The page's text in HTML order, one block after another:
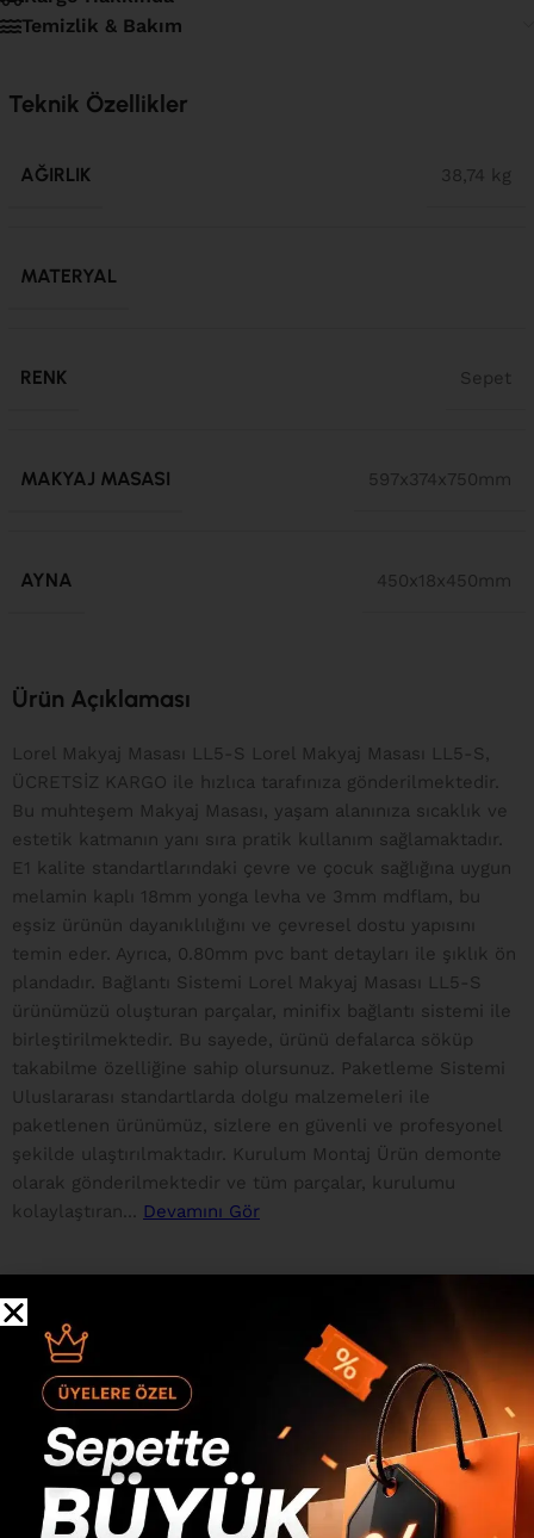
Temizlik & Bakım
Teknik Özellikler
AĞIRLIK 38,74 kg
MATERYAL
RENK Sepet
MAKYAJ MASASI 597x374x750mm
AYNA 450x18x450mm
Ürün Açıklaması
Lorel Makyaj Masası LL5-S Lorel Makyaj Masası LL5-S,
ÜCRETSİZ KARGO ile hızlıca tarafınıza gönderilmektedir.
Bu muhteşem Makyaj Masası, yaşam alanınıza sıcaklık ve
estetik katmanın yanı sıra pratik kullanım sağlamaktadır.
E1 kalite standartlarındaki çevre ve çocuk sağlığına uygun
melamin kaplı 18mm yonga levha ve 3mm mdflam, bu
eşsiz ürünün dayanıklılığını ve çevresel dostu yapısını
temin eder. Ayrıca, 0.80mm pvc bant detayları ile şıklık ön
plandadır. Bağlantı Sistemi Lorel Makyaj Masası LL5-S
ürünümüzü oluşturan parçalar, minifix bağlantı sistemi ile
birleştirilmektedir. Bu sayede, ürünü defalarca söküp
takabilme özelliğine sahip olursunuz. Paketleme Sistemi
Uluslararası standartlarda dolgu malzemeleri ile
paketlenen ürünümüz, sizlere en güvenli ve profesyonel
şekilde ulaştırılmaktadır. Kurulum Montaj Ürün demonte
olarak gönderilmektedir ve tüm parçalar, kurulumu
kolaylaştıran... Devamını Gör
Değerlendirmeler
0 inceleme
0
0